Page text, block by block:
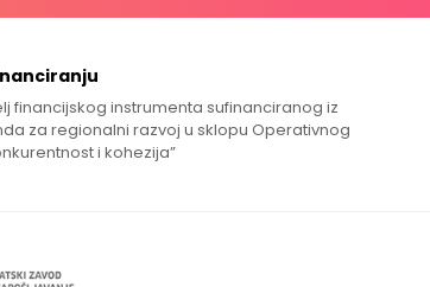
financijskog instrumenta sufinanciranog iz
za regionalni razvoj u sklopu Operativnog
i kohezija”